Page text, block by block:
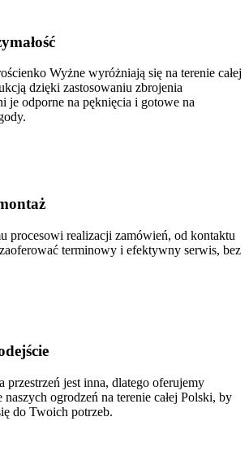
Wyżne wyróżniają się na terenie całej
dzięki zastosowaniu zbrojenia
je odporne na pęknięcia i gotowe na
procesowi realizacji zamówień, od kontaktu
terminowy i efektywny serwis, bez
przestrzeń jest inna, dlatego oferujemy
ogrodzeń na terenie całej Polski, by
do Twoich potrzeb.